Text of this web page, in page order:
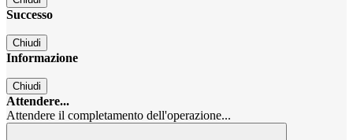
Successo
Chiudi
Informazione
Chiudi
Attendere...
Attendere il completamento dell'operazione...